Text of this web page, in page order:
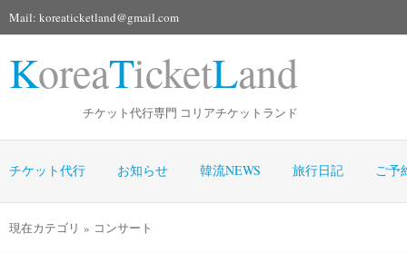
Mail: koreaticketland@gmail.com
KoreaTicketLand
チケット代行専門 コリアチケットランド
チケット代行 お知らせ 韓流NEWS 旅行日記 ご予
現在カテゴリ » コンサート